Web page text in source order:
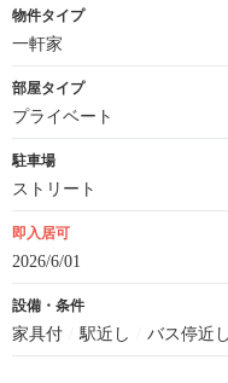
物件タイプ
一軒家
部屋タイプ
プライベート
駐車場
ストリート
即入居可
2026/6/01
設備・条件
家具付 駅近し バス停近し